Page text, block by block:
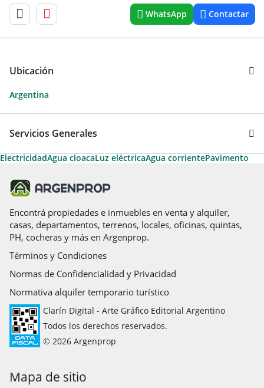
WhatsApp Contactar
Ubicación
Argentina
Servicios Generales
ElectricidadAgua cloacaLuz eléctricaAgua corrientePavimento
Encontrá propiedades e inmuebles en venta y alquiler,
casas, departamentos, terrenos, locales, oficinas, quintas,
PH, cocheras y más en Argenprop.
Términos y Condiciones
Normas de Confidencialidad y Privacidad
Normativa alquiler temporario turístico
Clarín Digital - Arte Gráfico Editorial Argentino
Todos los derechos reservados.
© 2026 Argenprop
Mapa de sitio